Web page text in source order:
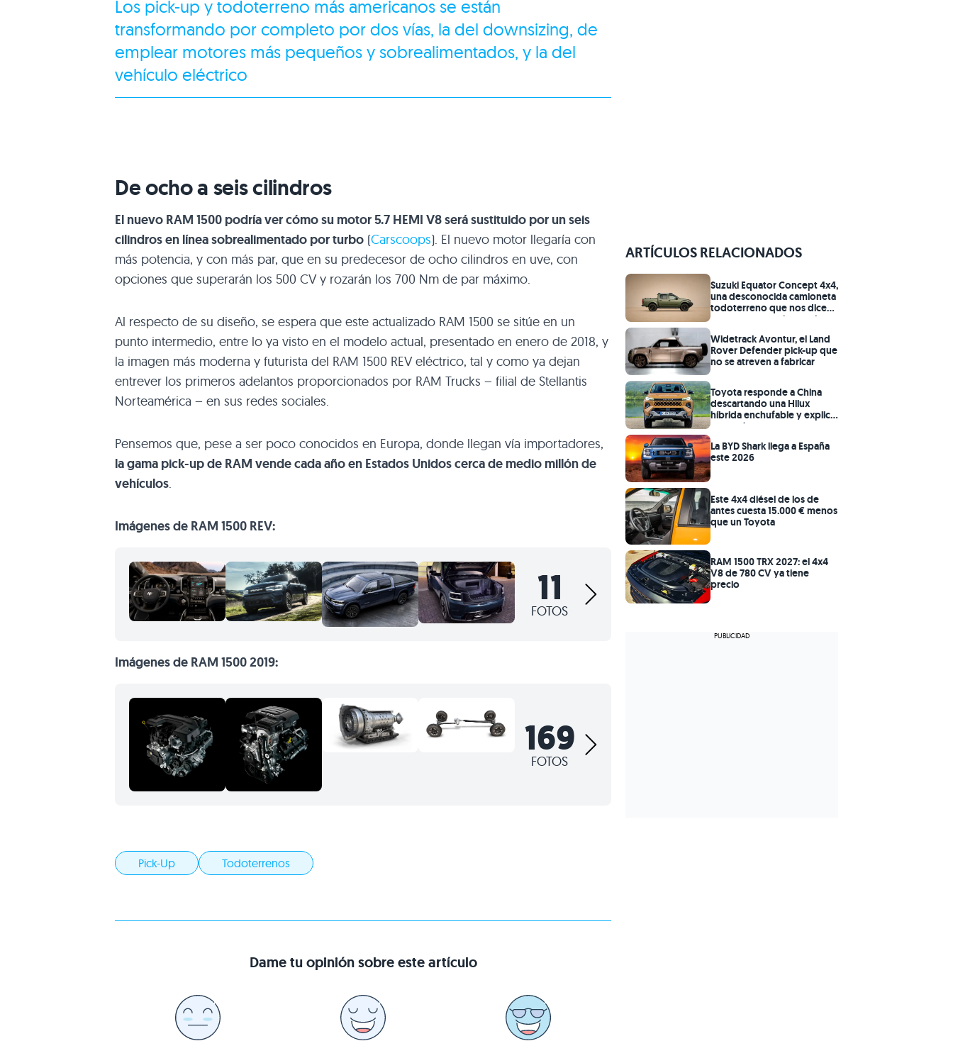
Los pick-up y todoterreno más americanos se están
transformando por completo por dos vías, la del downsizing, de
emplear motores más pequeños y sobrealimentados, y la del
vehículo eléctrico
De ocho a seis cilindros
El nuevo RAM 1500 podría ver cómo su motor 5.7 HEMI V8 será sustituido por un seis
cilindros en línea sobrealimentado por turbo (Carscoops). El nuevo motor llegaría con
más potencia, y con más par, que en su predecesor de ocho cilindros en uve, con
opciones que superarán los 500 CV y rozarán los 700 Nm de par máximo.
Al respecto de su diseño, se espera que este actualizado RAM 1500 se sitúe en un
punto intermedio, entre lo ya visto en el modelo actual, presentado en enero de 2018, y
la imagen más moderna y futurista del RAM 1500 REV eléctrico, tal y como ya dejan
entrever los primeros adelantos proporcionados por RAM Trucks – filial de Stellantis
Norteamérica – en sus redes sociales.
Pensemos que, pese a ser poco conocidos en Europa, donde llegan vía importadores,
la gama pick-up de RAM vende cada año en Estados Unidos cerca de medio millón de
vehículos.
Imágenes de RAM 1500 REV:
11
FOTOS
Imágenes de RAM 1500 2019:
169
FOTOS
Pick-Up Todoterrenos
Dame tu opinión sobre este artículo
ARTÍCULOS RELACIONADOS
Suzuki Equator Concept 4x4,
una desconocida camioneta
todoterreno que nos dice
que no se necesita mucho
y mejora para un vehículo
4x4
Widetrack Avontur, el Land
Rover Defender pick-up que
no se atreven a fabricar
Toyota responde a China
descartando una Hilux
híbrida enchufable y explica
por qué
La BYD Shark llega a España
este 2026
Este 4x4 diésel de los de
antes cuesta 15.000 € menos
que un Toyota
RAM 1500 TRX 2027: el 4x4
V8 de 780 CV ya tiene
precio